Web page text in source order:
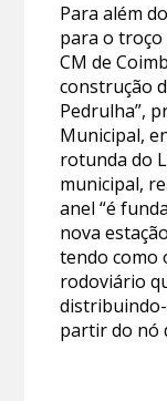
Para além
para o
CM de
construção
Pedrulha”,
Municipal,
rotunda do
municipal,
anel “é
nova
tendo como
rodoviário
partir do nó